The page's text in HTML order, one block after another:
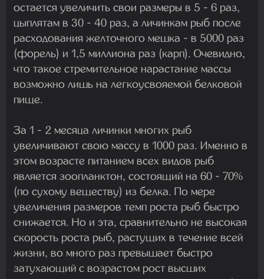
остается увеличить свои размеры в 5 - 6 раз,
цыплятам в 30 - 40 раз, а личинкам рыб после
расходования желточного мешка - в 5000 раз
(форель) и 1,5 миллиона раз (карп). Очевидно,
что такое стремительное нарастание массы
возможно лишь на легкоусвояемой белковой
пище.
За 1 - 2 месяца личинки многих рыб
увеличивают свою массу в 1000 раз. Именно в
этом возрасте питанием всех видов рыб
является зоопланктон, состоящий на 60 - 70%
(по сухому веществу) из белка. По мере
увеличения размеров темп роста рыб быстро
снижается. Но и эта, сравнительно не высокая
скорость роста рыб, растущих в течение всей
жизни, во много раз превышает быстро
затухающий с возрастом рост высших